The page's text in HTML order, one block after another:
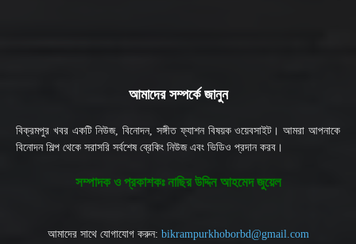
আমাদের সম্পর্কে জানুন
বিক্রমপুর খবর একটি নিউজ, বিনোদন, সঙ্গীত ফ্যাশন বিষয়ক ওয়েবসাইট। আমরা আপনাকে
বিনোদন শিল্প থেকে সরাসরি সর্বশেষ ব্রেকিং নিউজ এবং ভিডিও প্রদান করব।
সম্পাদক ও প্রকাশকঃ নাছির উদ্দিন আহমেদ জুয়েল
আমাদের সাথে যোগাযোগ করুন: bikrampurkhoborbd@gmail.com